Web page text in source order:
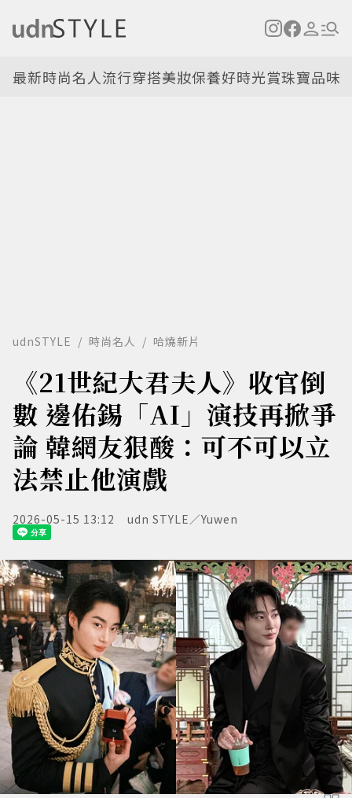
最新時尚名人流行穿搭美妝保養好時光賞珠寶品味
udnSTYLE 時尚名人 哈燒新片
《21世紀大君夫人》收官倒
數 邊佑錫「AI」演技再掀爭
論 韓網友狠酸：可不可以立
法禁止他演戲
2026-05-15 13:12 udn STYLE／Yuwen